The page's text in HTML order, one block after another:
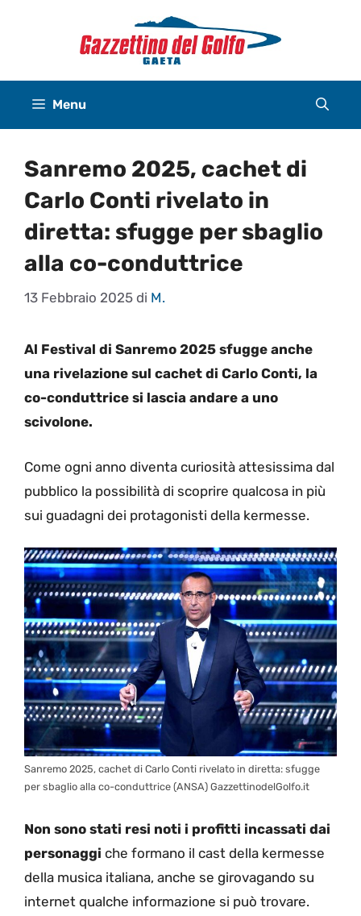
Menu
Sanremo 2025, cachet di
Carlo Conti rivelato in
diretta: sfugge per sbaglio
alla co-conduttrice
13 Febbraio 2025 di M.
Al Festival di Sanremo 2025 sfugge anche
una rivelazione sul cachet di Carlo Conti, la
co-conduttrice si lascia andare a uno
scivolone.
Come ogni anno diventa curiosità attesissima dal
pubblico la possibilità di scoprire qualcosa in più
sui guadagni dei protagonisti della kermesse.
Sanremo 2025, cachet di Carlo Conti rivelato in diretta: sfugge
per sbaglio alla co-conduttrice (ANSA) GazzettinodelGolfo.it
Non sono stati resi noti i profitti incassati dai
personaggi che formano il cast della kermesse
della musica italiana, anche se girovagando su
internet qualche informazione si può trovare.